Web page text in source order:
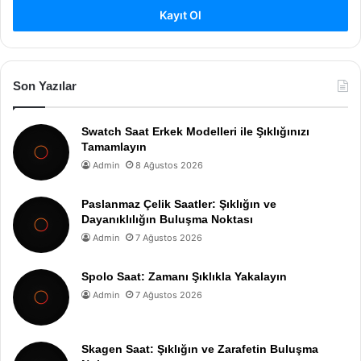
Kayıt Ol
Son Yazılar
Swatch Saat Erkek Modelleri ile Şıklığınızı
Tamamlayın
Admin 8 Ağustos 2026
Paslanmaz Çelik Saatler: Şıklığın ve
Dayanıklılığın Buluşma Noktası
Admin 7 Ağustos 2026
Spolo Saat: Zamanı Şıklıkla Yakalayın
Admin 7 Ağustos 2026
Skagen Saat: Şıklığın ve Zarafetin Buluşma